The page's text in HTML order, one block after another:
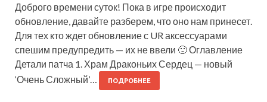
Доброго времени суток! Пока в игре происходит
обновление, давайте разберем, что оно нам принесет.
Для тех кто ждет обновление с UR аксессуарами
спешим предупредить — их не ввели 🙁 Оглавление
Детали патча 1. Храм Драконьих Сердец — новый
‘Очень Сложный’…
ПОДРОБНЕЕ